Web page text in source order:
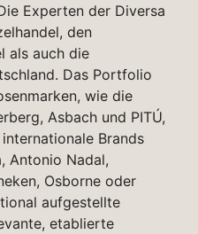
Experten der Diversa
den
als auch die
Das Portfolio
wie die
Asbach und PITÚ,
Brands
Antonio Nadal,
Osborne oder
aufgestellte
etablierte